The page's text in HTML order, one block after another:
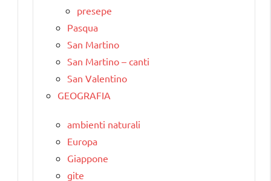
presepe
Pasqua
San Martino
San Martino – canti
San Valentino
GEOGRAFIA
ambienti naturali
Europa
Giappone
gite